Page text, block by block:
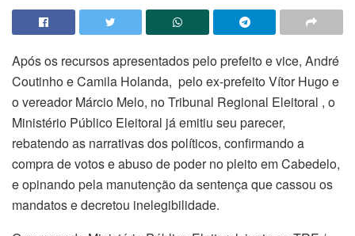
Após os recursos apresentados pelo prefeito e vice, André
Coutinho e Camila Holanda, pelo ex-prefeito Vítor Hugo e
o vereador Márcio Melo, no Tribunal Regional Eleitoral , o
Ministério Público Eleitoral já emitiu seu parecer,
rebatendo as narrativas dos políticos, confirmando a
compra de votos e abuso de poder no pleito em Cabedelo,
e opinando pela manutenção da sentença que cassou os
mandatos e decretou inelegibilidade.